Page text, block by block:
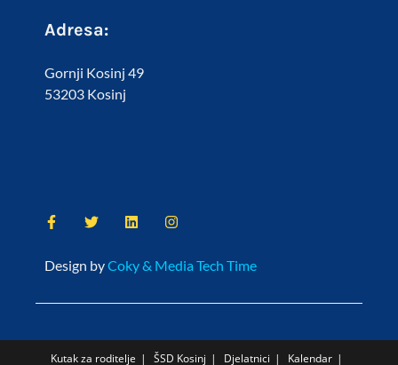
Adresa:
Gornji Kosinj 49
53203 Kosinj
Design byCoky & Media Tech Time
Kutak za roditelje ŠSD Kosinj Djelatnici
Kalendar